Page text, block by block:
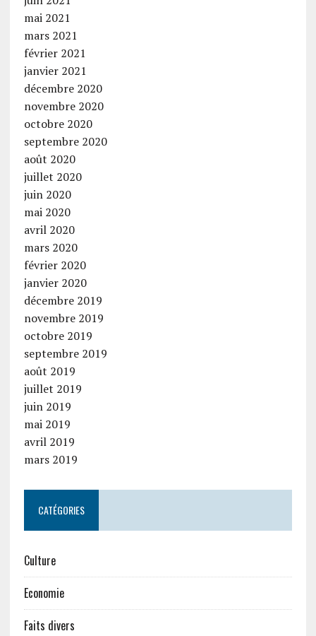
mai 2021
mars 2021
février 2021
janvier 2021
décembre 2020
novembre 2020
octobre 2020
septembre 2020
août 2020
juillet 2020
juin 2020
mai 2020
avril 2020
mars 2020
février 2020
janvier 2020
décembre 2019
novembre 2019
octobre 2019
septembre 2019
août 2019
juillet 2019
juin 2019
mai 2019
avril 2019
mars 2019
CATÉGORIES
Culture
Economie
Faits divers